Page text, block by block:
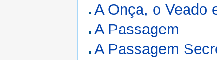
A Onça, o Veado
A Passagem
A Passagem